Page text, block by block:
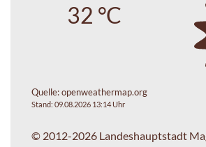
32 °C
Quelle:openweathermap.org
Stand: 09.08.2026 13:14 Uhr
© 2012-2026 Landeshauptstadt